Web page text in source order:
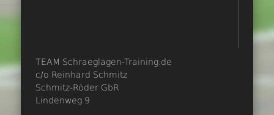
TEAM Schraeglagen-Training.de
c/o Reinhard Schmitz
Schmitz-Röder GbR
Lindenweg 9